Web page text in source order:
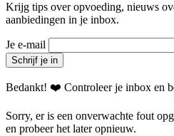
Krijg tips over opvoeding, nieuws
aanbiedingen in je inbox.
Je e-mail
Schrijf je in
Bedankt! ❤️ Controleer je inbox en
Sorry, er is een onverwachte fout
en probeer het later opnieuw.